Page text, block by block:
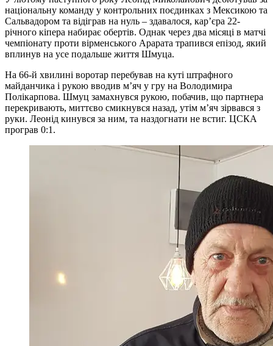
національну команду у контрольних поєдинках з Мексикою та
Сальвадором та відіграв на нуль – здавалося, кар’єра 22-
річного кіпера набирає обертів. Однак через два місяці в матчі
чемпіонату проти вірменського Арарата трапився епізод, який
вплинув на усе подальше життя Шмуца.
На 66-й хвилині воротар перебував на куті штрафного
майданчика і рукою вводив м’яч у гру на Володимира
Полікарпова. Шмуц замахнувся рукою, побачив, що партнера
перекривають, миттєво смикнувся назад, утім м’яч зірвався з
руки. Леонід кинувся за ним, та наздогнати не встиг. ЦСКА
програв 0:1.